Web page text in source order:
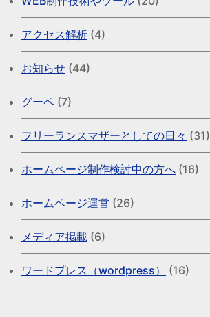
アクセス解析 (4)
お知らせ (44)
グーペ (7)
フリーランスマザーとしての日々 (31)
ホームページ制作検討中の方へ (16)
ホームページ運営 (26)
メディア掲載 (6)
ワードプレス（wordpress） (16)